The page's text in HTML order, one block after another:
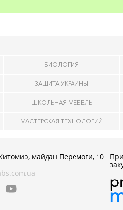
БИОЛОГИЯ
ЗАЩИТА УКРАИНЫ
ШКОЛЬНАЯ МЕБЕЛЬ
МАСТЕРСКАЯ ТЕХНОЛОГИЙ
майдан Перемоги, 10